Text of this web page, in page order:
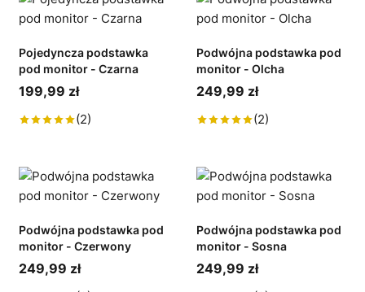
Pojedyncza podstawka
pod monitor - Czarna
199,99 zł
(2)
Podwójna podstawka pod
monitor - Olcha
249,99 zł
(2)
Podwójna podstawka pod
monitor - Czerwony
249,99 zł
Podwójna podstawka pod
monitor - Sosna
249,99 zł